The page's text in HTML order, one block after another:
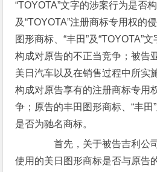
“TOYOTA”文字的涉案行为是否
及“TOYOTA”注册商标专用权的
图形商标、“丰田”及“TOYOTA”
构成对原告的不正当竞争；被告
美日汽车以及在销售过程中所实
构成对原告享有的注册商标专用
争；原告的丰田图形商标、“丰田
是否为驰名商标。
首先，关于被告吉利公
使用的美日图形商标是否与原告